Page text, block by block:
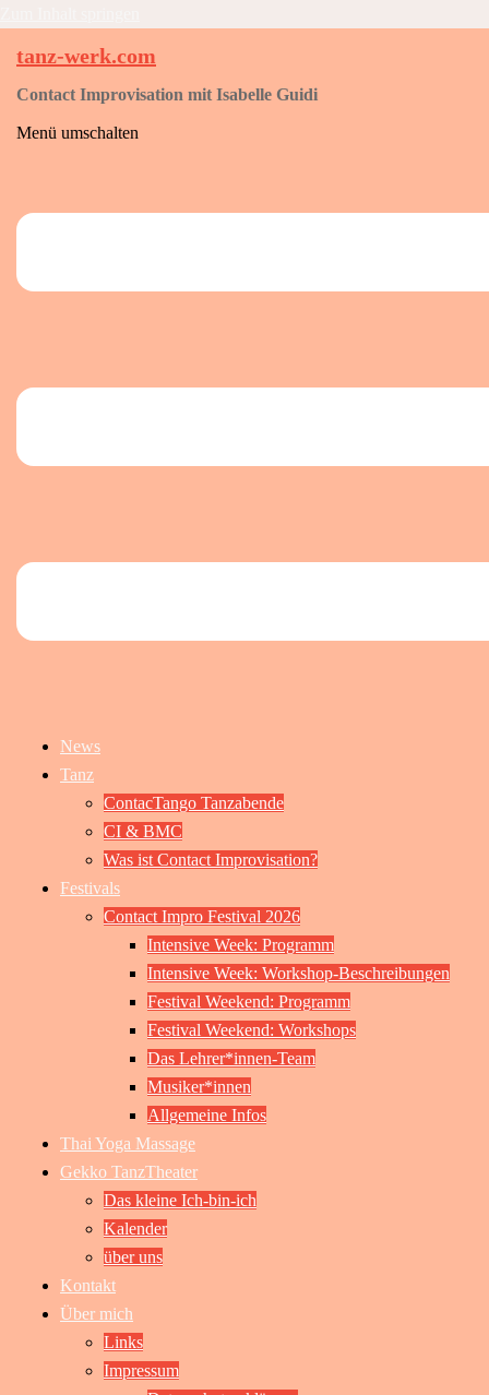
tanz-werk.com
Contact Improvisation mit Isabelle Guidi
Menü umschalten
News
Tanz
ContacTango Tanzabende
CI & BMC
Was ist Contact Improvisation?
Festivals
Contact Impro Festival 2026
Intensive Week: Programm
Intensive Week: Workshop-Beschreibungen
Festival Weekend: Programm
Festival Weekend: Workshops
Das Lehrer*innen-Team
Musiker*innen
Allgemeine Infos
Thai Yoga Massage
Gekko TanzTheater
Das kleine Ich-bin-ich
Kalender
über uns
Kontakt
Über mich
Links
Impressum